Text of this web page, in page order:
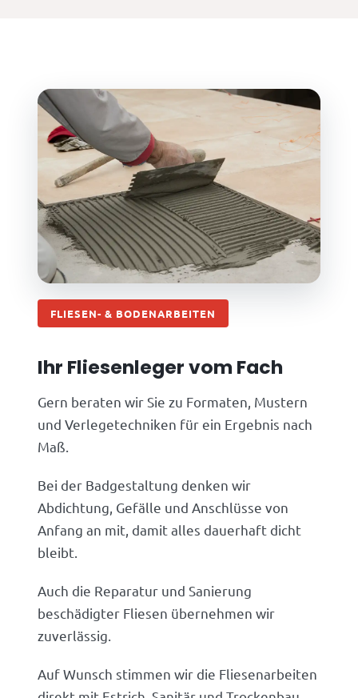
FLIESEN- & BODENARBEITEN
Ihr Fliesenleger vom Fach
Gern beraten wir Sie zu Formaten, Mustern
und Verlegetechniken für ein Ergebnis nach
Maß.
Bei der Badgestaltung denken wir
Abdichtung, Gefälle und Anschlüsse von
Anfang an mit, damit alles dauerhaft dicht
bleibt.
Auch die Reparatur und Sanierung
beschädigter Fliesen übernehmen wir
zuverlässig.
Auf Wunsch stimmen wir die Fliesenarbeiten